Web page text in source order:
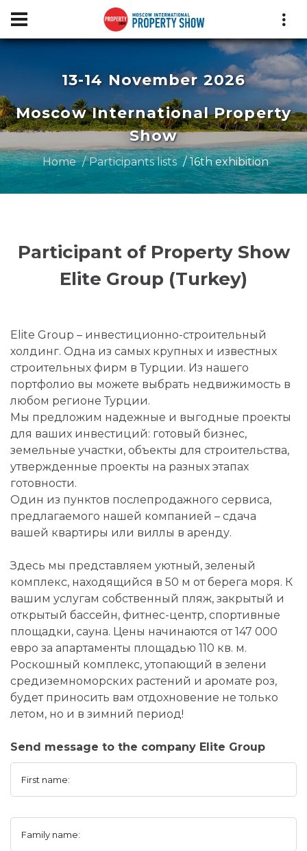
13-14 November 2026
Moscow International Property
Show
Home Participants lists 16th exhibition
Participant of Property Show
Elite Group (Turkey)
Elite Group – инвестиционно-строительный
холдинг. Одна из самых крупных и известных
строительных фирм в Турции. Из нашего
портфолио вы можете выбрать недвижимость в
любом регионе Турции.
Мы предложим надежные и выгодные проекты
для ваших инвестиций: готовый бизнес,
земельные участки, объекты для строительства,
утвержденные проекты на разных этапах
готовности.
Один из пунктов послепродажного сервиса,
предлагаемого нашей компанией – сдача
вашей квартиры или виллы в аренду.
Здесь мы представляем уютный, зеленый
комплекс, находящийся в 50 м от берега моря. К
вашим услугам собственный пляж, закрытый и
открытый бассейн, фитнес-центр, спортивные
площадки, сауна. Цены начинаются от 147 000
евро за апартаменты площадью 110 кв. м.
Роскошный комплекс, утопающий в зелени
средиземноморских растений и аромате роз,
будет приносить вам отдохновение не только
летом, но и в зимний период!
Send message to the company Elite Group
First name:
Family name: